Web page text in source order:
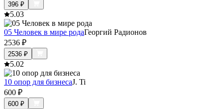
396 ₽
5.03
05 Человек в мире родаГеоргий Радионов
2536 ₽
2536 ₽
5.02
10 опор для бизнесаJ. Ti
600 ₽
600 ₽